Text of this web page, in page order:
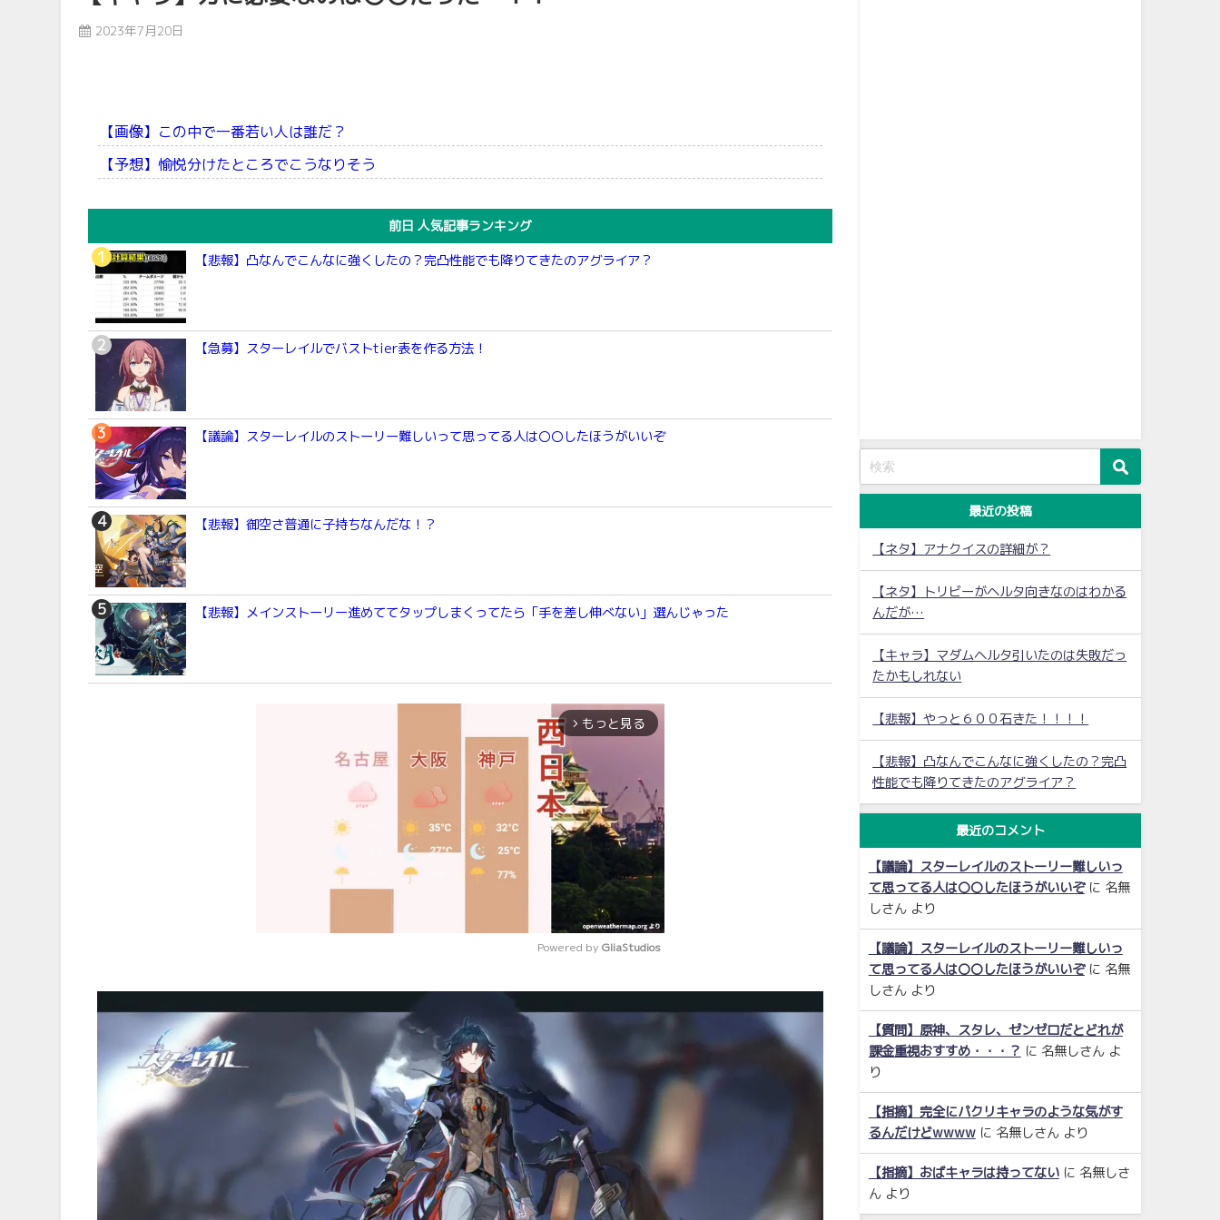
2023年7月20日
【画像】この中で一番若い人は誰だ？
【予想】愉悦分けたところでこうなりそう
前日 人気記事ランキング
【悲報】凸なんでこんなに強くしたの？完凸性能でも降りてきたのアグライア？
【急募】スターレイルでバストtier表を作る方法！
【議論】スターレイルのストーリー難しいって思ってる人は〇〇したほうがいいぞ
【悲報】御空さ普通に子持ちなんだな！？
【悲報】メインストーリー進めててタップしまくってたら「手を差し伸べない」選んじゃった
arrow_forward_ios もっと見る
Powered by GliaStudios
最近の投稿
【ネタ】アナクイスの詳細が？
【ネタ】トリビーがヘルタ向きなのはわかる
んだが…
【キャラ】マダムヘルタ引いたのは失敗だっ
たかもしれない
【悲報】やっと６００石きた！！！！
【悲報】凸なんでこんなに強くしたの？完凸
性能でも降りてきたのアグライア？
最近のコメント
【議論】スターレイルのストーリー難しいっ
て思ってる人は〇〇したほうがいいぞに 名無
しさんより
【議論】スターレイルのストーリー難しいっ
て思ってる人は〇〇したほうがいいぞに 名無
しさんより
【質問】原神、スタレ、ゼンゼロだとどれが
課金重視おすすめ・・・？ に 名無しさんよ
り
【指摘】完全にパクリキャラのような気がす
るんだけどwwwwに 名無しさんより
【指摘】おばキャラは持ってないに 名無しさ
んより